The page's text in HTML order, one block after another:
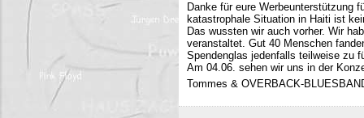
Danke für eure Werbeunterstützung
katastrophale Situation in Haiti ist
Das wussten wir auch vorher. Wir
veranstaltet. Gut 40 Menschen
Spendenglas jedenfalls teilweise zu
Am 04.06. sehen wir uns in der
Tommes & OVERBACK-